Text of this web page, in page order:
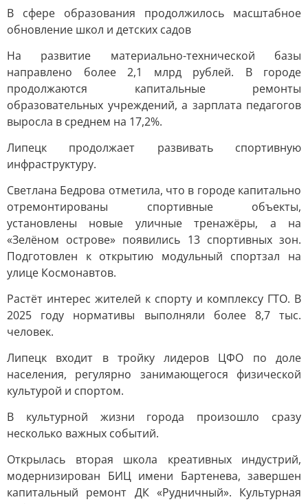
В сфере образования продолжилось масштабное
обновление школ и детских садов
На развитие материально-технической базы
направлено более 2,1 млрд рублей. В городе
продолжаются капитальные ремонты
образовательных учреждений, а зарплата педагогов
выросла в среднем на 17,2%.
Липецк продолжает развивать спортивную
инфраструктуру.
Светлана Бедрова отметила, что в городе капитально
отремонтированы спортивные объекты,
установлены новые уличные тренажёры, а на
«Зелёном острове» появились 13 спортивных зон.
Подготовлен к открытию модульный спортзал на
улице Космонавтов.
Растёт интерес жителей к спорту и комплексу ГТО. В
2025 году нормативы выполняли более 8,7 тыс.
человек.
Липецк входит в тройку лидеров ЦФО по доле
населения, регулярно занимающегося физической
культурой и спортом.
В культурной жизни города произошло сразу
несколько важных событий.
Открылась вторая школа креативных индустрий,
модернизирован БИЦ имени Бартенева, завершен
капитальный ремонт ДК «Рудничный». Культурная